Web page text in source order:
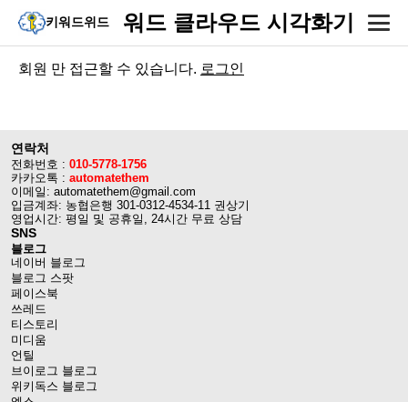
키워드위드 워드 클라우드 시각화기
회원 만 접근할 수 있습니다. 로그인
연락처
전화번호 : 010-5778-1756
카카오톡 : automatethem
이메일: automatethem@gmail.com
입금계좌: 농협은행 301-0312-4534-11 권상기
영업시간: 평일 및 공휴일, 24시간 무료 상담
SNS
블로그
네이버 블로그
블로그 스팟
페이스북
쓰레드
티스토리
미디움
언틸
브이로그 블로그
위키독스 블로그